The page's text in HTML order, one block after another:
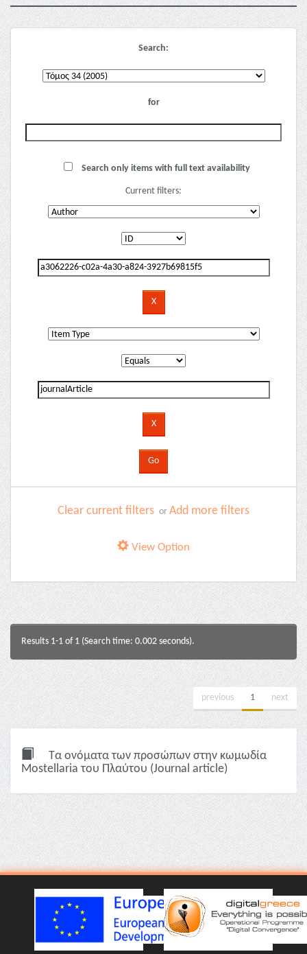
Search:
for
Search only items with full text availability
Current filters:
Clear current filters or Add more filters
View Option
Results 1-1 of 1 (Search time: 0.002 seconds).
previous 1 next
Τα ονόματα των προσώπων στην κωμωδία
Mostellaria του Πλαύτου (Journal article)